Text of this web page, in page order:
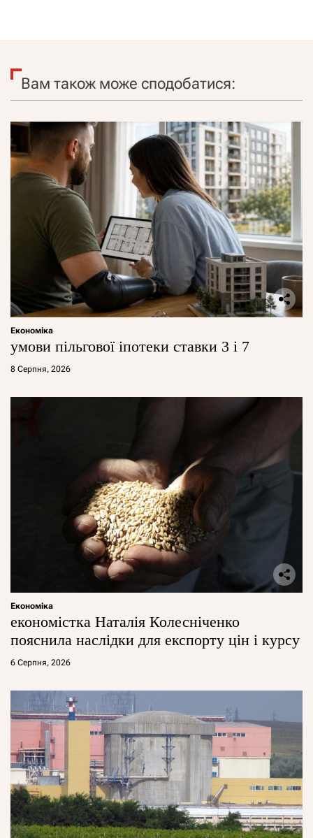
Вам також може сподобатися:
Економіка
умови пільгової іпотеки ставки 3 і 7
8 Серпня, 2026
Економіка
економістка Наталія Колесніченко
пояснила наслідки для експорту цін і курсу
6 Серпня, 2026